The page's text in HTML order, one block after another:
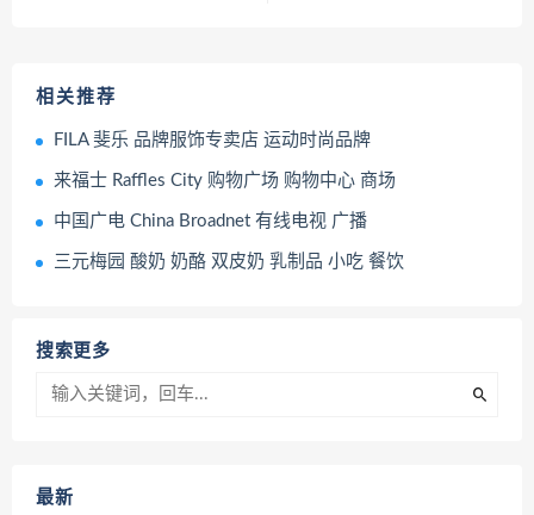
相关推荐
FILA 斐乐 品牌服饰专卖店 运动时尚品牌
来福士 Raffles City 购物广场 购物中心 商场
中国广电 China Broadnet 有线电视 广播
三元梅园 酸奶 奶酪 双皮奶 乳制品 小吃 餐饮
搜索更多
最新